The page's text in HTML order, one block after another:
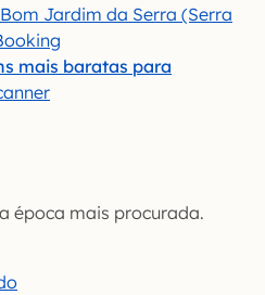
Jardim da Serra (Serra
mais baratas para
época mais procurada.